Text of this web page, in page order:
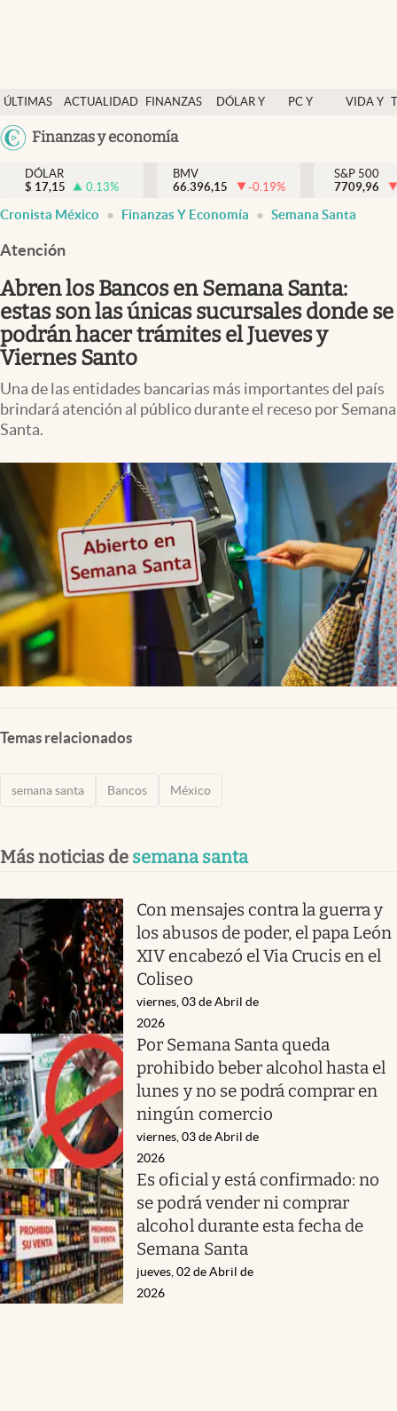
ÚLTIMAS
NOTICIAS
ACTUALIDAD
FINANZAS
DÓLAR Y
PC Y
VIDA Y
México
USA
Finanzas y economía
Actualidad
Finanzas y economía
Dólar y mercados
Pc y celular
Vida y estilo
Clima
abre en nueva pestaña
México
DÓLAR
$ 17,15 0.13%
BMV
66.396,15
-0.19%
S&P 500
7709,96
Cronista México Finanzas Y Economía Semana Santa
Atención
Abren los Bancos en Semana Santa:
estas son las únicas sucursales donde se
podrán hacer trámites el Jueves y
Viernes Santo
Una de las entidades bancarias más importantes del país
brindará atención al público durante el receso por Semana
Santa.
Temas relacionados
semana santa Bancos México
Más noticias de semana santa
Con mensajes contra la guerra y
los abusos de poder, el papa León
XIV encabezó el Via Crucis en el
Coliseo
viernes, 03 de Abril de
2026
Por Semana Santa queda
prohibido beber alcohol hasta el
lunes y no se podrá comprar en
ningún comercio
viernes, 03 de Abril de
2026
Es oficial y está confirmado: no
se podrá vender ni comprar
alcohol durante esta fecha de
Semana Santa
jueves, 02 de Abril de
2026